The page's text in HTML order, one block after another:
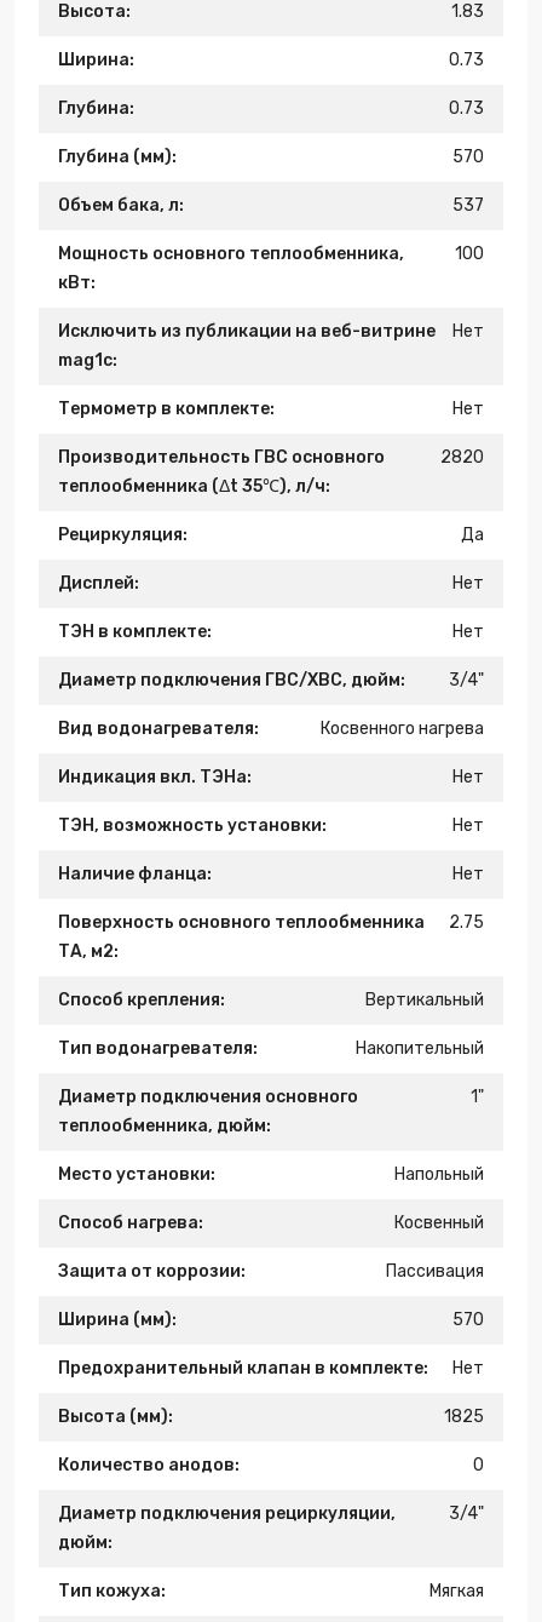
Высота: 1.83
Ширина: 0.73
Глубина: 0.73
Глубина (мм): 570
Объем бака, л: 537
Мощность основного теплообменника,
кВт:
100
Исключить из публикации на веб-витрине
mag1c:
Нет
Термометр в комплекте: Нет
Производительность ГВС основного
теплообменника (Δt 35℃), л/ч:
2820
Рециркуляция: Да
Дисплей: Нет
ТЭН в комплекте: Нет
Диаметр подключения ГВС/ХВС, дюйм: 3/4"
Вид водонагревателя: Косвенного нагрева
Индикация вкл. ТЭНа: Нет
ТЭН, возможность установки: Нет
Наличие фланца: Нет
Поверхность основного теплообменника
ТА, м2:
2.75
Способ крепления: Вертикальный
Тип водонагревателя: Накопительный
Диаметр подключения основного
теплообменника, дюйм:
1"
Место установки: Напольный
Способ нагрева: Косвенный
Защита от коррозии: Пассивация
Ширина (мм): 570
Предохранительный клапан в комплекте: Нет
Высота (мм): 1825
Количество анодов: 0
Диаметр подключения рециркуляции,
дюйм:
3/4"
Тип кожуха: Мягкая